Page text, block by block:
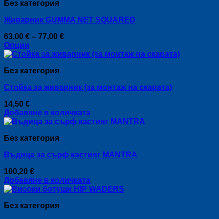
the
product
page
Без категория
Живарник GUMMA NET SQUARED
63,00 € – 77,00 €Price
63,00 €
Опции
This
has
variants.
options
may
be
on
the
product
page
Без категория
Стойка за живарник (за монтаж на скарата)
14,50 €
Добавяне в количката
Без категория
Въдица за сърф кастинг MANTRA
100,20 €
Добавяне в количката
Без категория